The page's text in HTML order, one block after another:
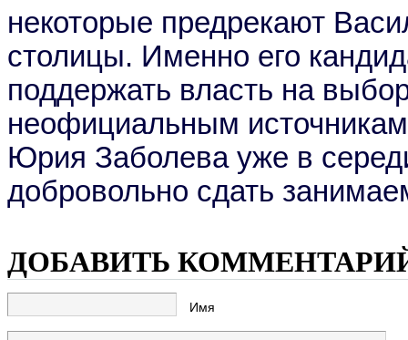
некоторые предрекают
столицы. Именно его
поддержать власть на
неофициальным
Юрия Заболева уже в
добровольно сдать
ДОБАВИТЬ
Имя